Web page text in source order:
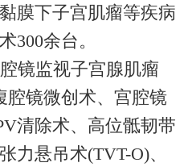
膜下子宫肌瘤等疾病
300余台。
镜监视子宫腺肌瘤
腔镜微创术、宫腔镜
清除术、高位骶韧带
力悬吊术(TVT-O)、